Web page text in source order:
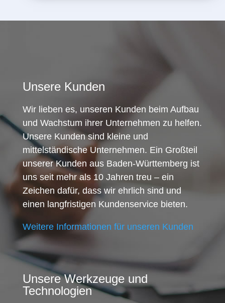
Unsere Kunden
Wir lieben es, unseren Kunden beim Aufbau
und Wachstum ihrer Unternehmen zu helfen.
Unsere Kunden sind kleine und
mittelständische Unternehmen. Ein Großteil
unserer Kunden aus Baden-Württemberg ist
uns seit mehr als 10 Jahren treu – ein
Zeichen dafür, dass wir ehrlich sind und
einen langfristigen Kundenservice bieten.
Weitere Informationen für unseren Kunden
Unsere Werkzeuge und
Technologien